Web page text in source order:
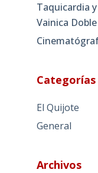
Taquicardia
Vainica Doble
Categorías
El Quijote
General
Archivos